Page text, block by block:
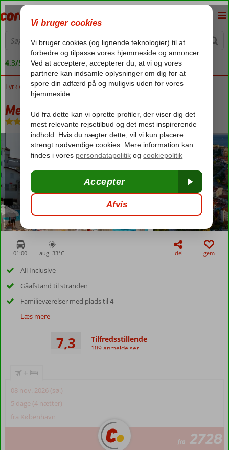
4,3/5 på Trustpilot
Forside
Tyrkiet Tyrkiets sydkyst Side Kumkoy Merve Sun
Merve Sun
All Inclusive-Hotel
01:00 aug. 33°C del gem
All Inclusive
Gåafstand til stranden
Familieværelser med plads til 4
Læs mere
7,3 Tilfredsstillende
109 anmeldelser
+
08 nov. 2026 (sø.)
5 dage (4 nætter)
fra København
fra 2728